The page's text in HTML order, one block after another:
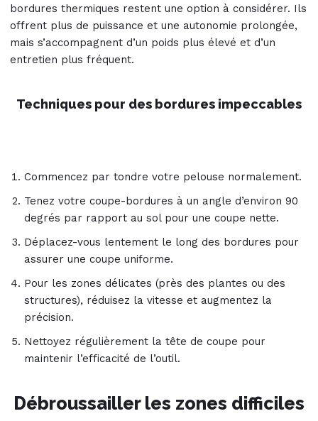
bordures thermiques restent une option à considérer. Ils
offrent plus de puissance et une autonomie prolongée,
mais s’accompagnent d’un poids plus élevé et d’un
entretien plus fréquent.
Techniques pour des bordures impeccables
Commencez par tondre votre pelouse normalement.
Tenez votre coupe-bordures à un angle d’environ 90
degrés par rapport au sol pour une coupe nette.
Déplacez-vous lentement le long des bordures pour
assurer une coupe uniforme.
Pour les zones délicates (près des plantes ou des
structures), réduisez la vitesse et augmentez la
précision.
Nettoyez régulièrement la tête de coupe pour
maintenir l’efficacité de l’outil.
Débroussailler les zones difficiles